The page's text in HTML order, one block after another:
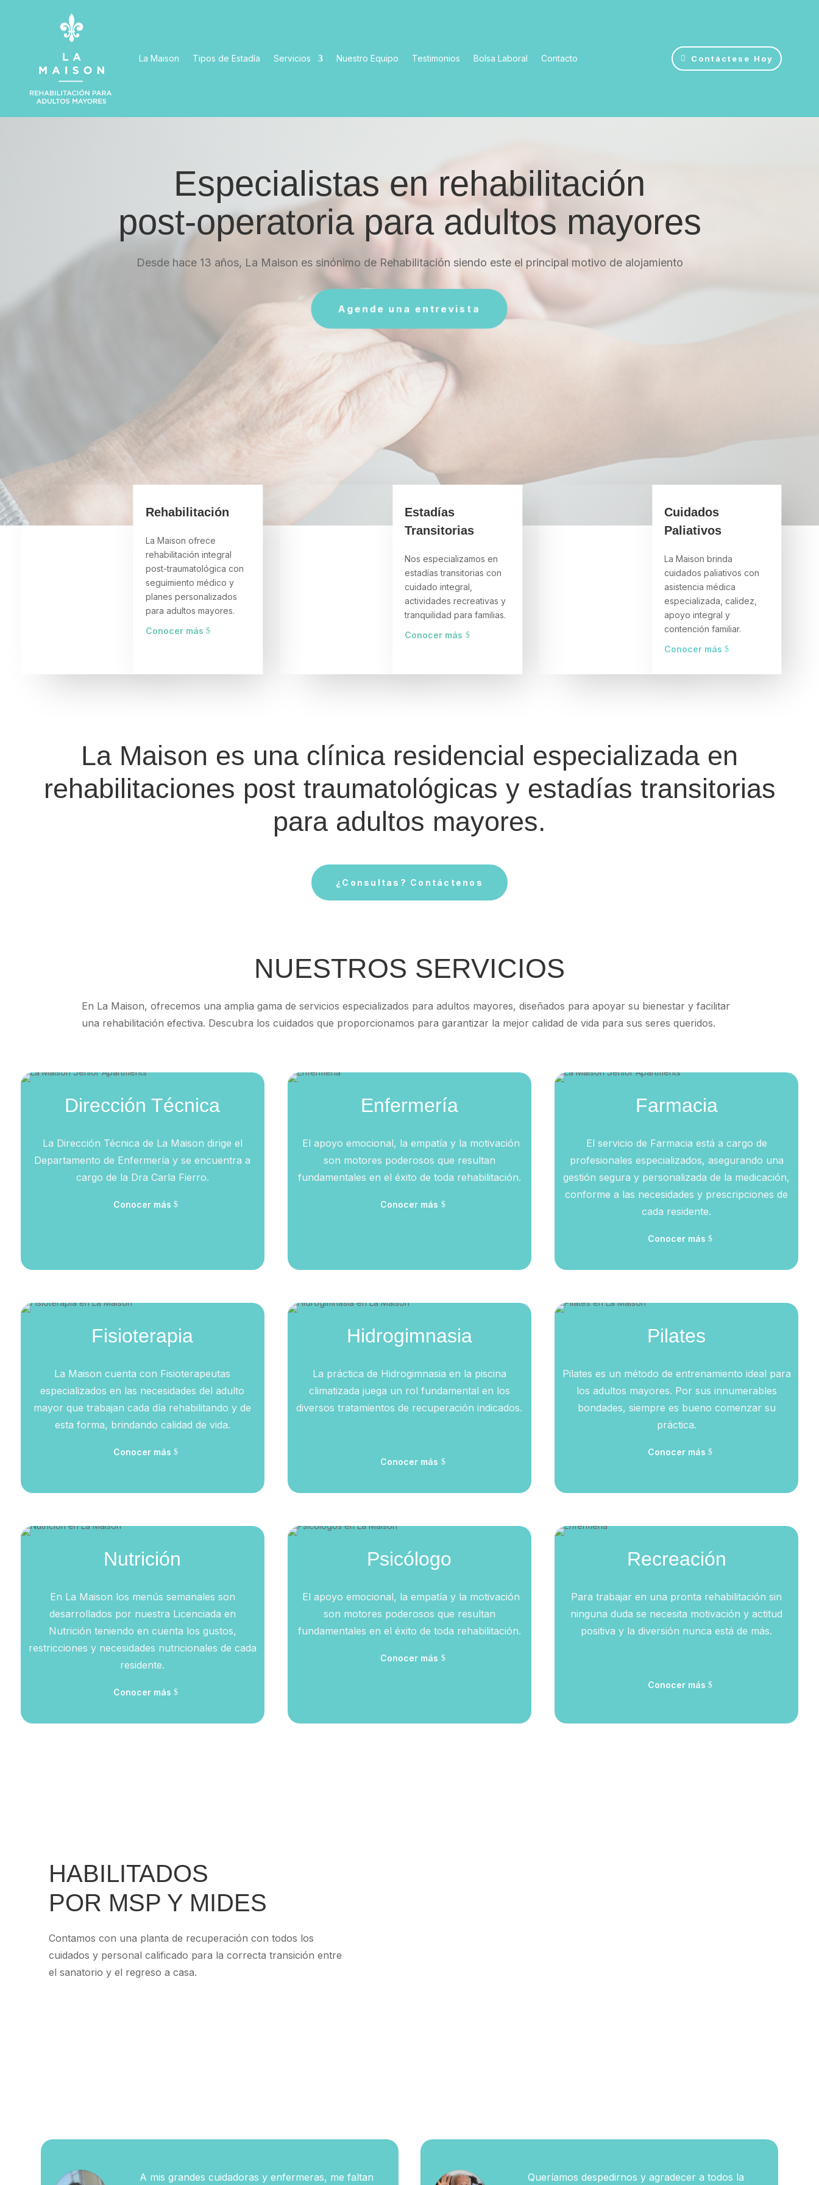
La Maison Tipos de Estadía Servicios Nuestro Equipo Testimonios Bolsa Laboral Contacto Contáctese Hoy
Especialistas en rehabilitación
post-operatoria para adultos mayores
Desde hace 13 años, La Maison es sinónimo de Rehabilitación siendo este el principal motivo de alojamiento
Agende una entrevista
Rehabilitación
La Maison ofrece
rehabilitación integral
post-traumatológica con
seguimiento médico y
planes personalizados
para adultos mayores.
Conocer más
Estadías
Transitorias
Nos especializamos en
estadías transitorias con
cuidado integral,
actividades recreativas y
tranquilidad para familias.
Conocer más
Cuidados
Paliativos
La Maison brinda
cuidados paliativos con
asistencia médica
especializada, calidez,
apoyo integral y
contención familiar.
Conocer más
La Maison es una clínica residencial especializada en
rehabilitaciones post traumatológicas y estadías transitorias
para adultos mayores.
¿Consultas? Contáctenos
NUESTROS SERVICIOS
En La Maison, ofrecemos una amplia gama de servicios especializados para adultos mayores, diseñados para apoyar su bienestar y facilitar
una rehabilitación efectiva. Descubra los cuidados que proporcionamos para garantizar la mejor calidad de vida para sus seres queridos.
Dirección Técnica
La Dirección Técnica de La Maison dirige el
Departamento de Enfermería y se encuentra a
cargo de la Dra Carla Fierro.
Conocer más
Enfermería
El apoyo emocional, la empatía y la motivación
son motores poderosos que resultan
fundamentales en el éxito de toda rehabilitación.
Conocer más
Farmacia
El servicio de Farmacia está a cargo de
profesionales especializados, asegurando una
gestión segura y personalizada de la medicación,
conforme a las necesidades y prescripciones de
cada residente.
Conocer más
Fisioterapia
La Maison cuenta con Fisioterapeutas
especializados en las necesidades del adulto
mayor que trabajan cada día rehabilitando y de
esta forma, brindando calidad de vida.
Conocer más
Hidrogimnasia
La práctica de Hidrogimnasia en la piscina
climatizada juega un rol fundamental en los
diversos tratamientos de recuperación indicados.
Conocer más
Pilates
Pilates es un método de entrenamiento ideal para
los adultos mayores. Por sus innumerables
bondades, siempre es bueno comenzar su
práctica.
Conocer más
Nutrición
En La Maison los menús semanales son
desarrollados por nuestra Licenciada en
Nutrición teniendo en cuenta los gustos,
restricciones y necesidades nutricionales de cada
residente.
Conocer más
Psicólogo
El apoyo emocional, la empatía y la motivación
son motores poderosos que resultan
fundamentales en el éxito de toda rehabilitación.
Conocer más
Recreación
Para trabajar en una pronta rehabilitación sin
ninguna duda se necesita motivación y actitud
positiva y la diversión nunca está de más.
Conocer más
HABILITADOS
POR MSP Y MIDES
Contamos con una planta de recuperación con todos los
cuidados y personal calificado para la correcta transición entre
el sanatorio y el regreso a casa.
A mis grandes cuidadoras y enfermeras, me faltan Queríamos despedirnos y agradecer a todos la